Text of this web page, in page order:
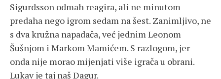
Sigurdsson odmah reagira, ali ne minutom
predaha nego igrom sedam na šest. Zanimljivo, ne
s dva kružna napadača, već jednim Leonom
Šušnjom i Markom Mamićem. S razlogom, jer
onda nije morao mijenjati više igrača u obrani.
Lukav je taj naš Dagur.